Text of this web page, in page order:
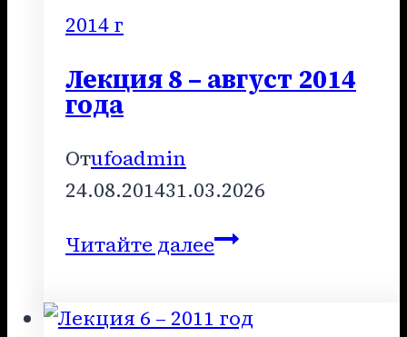
2014 г
Лекция 8 – август 2014
года
Отufoadmin
24.08.201431.03.2026
Читайте далееЛекция